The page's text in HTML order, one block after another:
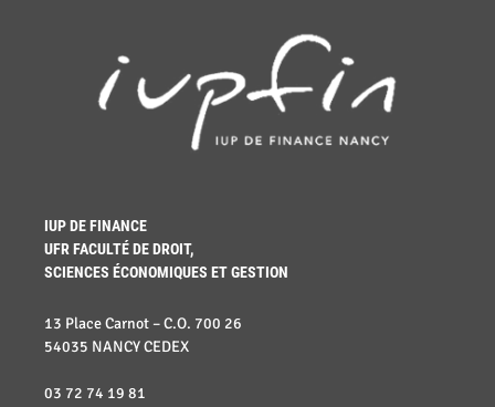
IUP DE FINANCE
UFR FACULTÉ DE DROIT,
SCIENCES ÉCONOMIQUES ET GESTION
13 Place Carnot – C.O. 700 26
54035 NANCY CEDEX
03 72 74 19 81